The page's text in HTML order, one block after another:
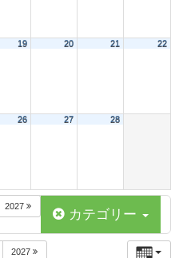
19 20 21 22
26 27 28
2027
カテゴリー
2027